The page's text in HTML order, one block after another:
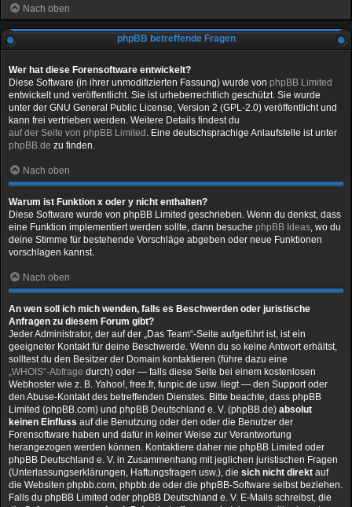
Nach oben
phpBB betreffende Fragen
Wer hat diese Forensoftware entwickelt?
Diese Software (in ihrer unmodifizierten Fassung) wurde von phpBB Limited
entwickelt und veröffentlicht. Sie ist urheberrechtlich geschützt. Sie wurde
unter der GNU General Public License, Version 2 (GPL-2.0) veröffentlicht und
kann frei vertrieben werden. Weitere Details findest du
auf der Seite von phpBB Limited . Eine deutschsprachige Anlaufstelle ist unter
phpBB.de zu finden.
Nach oben
Warum ist Funktion x oder y nicht enthalten?
Diese Software wurde von phpBB Limited geschrieben. Wenn du denkst, dass
eine Funktion implementiert werden sollte, dann besuche phpBB Ideas, wo du
deine Stimme für bestehende Vorschläge abgeben oder neue Funktionen
vorschlagen kannst.
Nach oben
An wen soll ich mich wenden, falls es Beschwerden oder juristische
Anfragen zu diesem Forum gibt?
Jeder Administrator, der auf der „Das Team“-Seite aufgeführt ist, ist ein
geeigneter Kontakt für deine Beschwerde. Wenn du so keine Antwort erhältst,
solltest du den Besitzer der Domain kontaktieren (führe dazu eine
„WHOIS“-Abfrage durch) oder — falls diese Seite bei einem kostenlosen
Webhoster wie z. B. Yahoo!, free.fr, funpic.de usw. liegt — den Support oder
den Abuse-Kontakt des betreffenden Dienstes. Bitte beachte, dass phpBB
Limited (phpBB.com) und phpBB Deutschland e. V. (phpBB.de) absolut
keinen Einfluss auf die Benutzung oder den oder die Benutzer der
Forensoftware haben und dafür in keiner Weise zur Verantwortung
herangezogen werden können. Kontaktiere daher nie phpBB Limited oder
phpBB Deutschland e. V. in Zusammenhang mit jeglichen juristischen Fragen
(Unterlassungserklärungen, Haftungsfragen usw.), die sich nicht direkt auf
die Websiten phpbb.com, phpbb.de oder die phpBB-Software selbst beziehen.
Falls du phpBB Limited oder phpBB Deutschland e. V. E-Mails schreibst, die